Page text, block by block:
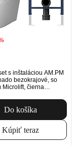
s inštaláciou AM.PM
bezokrajové, so
Microlift, čierna
Do košíka
Kúpiť teraz